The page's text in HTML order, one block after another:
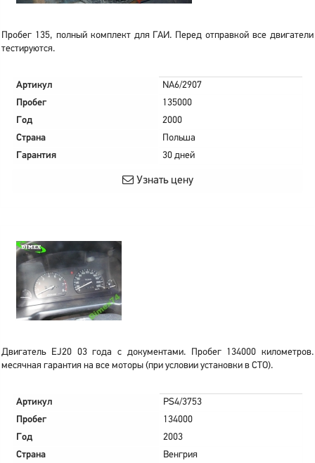
Пробег 135, полный комплект для ГАИ. Перед отправкой все двигатели
тестируются.
Артикул
NA6/2907
Пробег
135000
Год
2000
Страна
Польша
Гарантия
30 дней
Узнать цену
Двигатель EJ20 03 года с документами. Пробег 134000 километров.
месячная гарантия на все моторы (при условии установки в СТО).
Артикул
PS4/3753
Пробег
134000
Год
2003
Страна
Венгрия